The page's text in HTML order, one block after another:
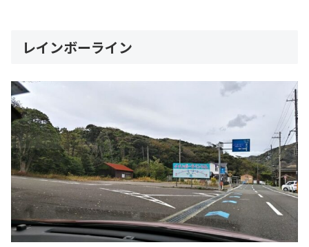
レインボーライン